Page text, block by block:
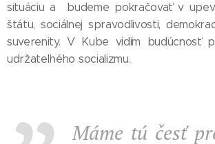
situáciu a budeme pokračovať v
štátu, sociálnej spravodlivosti,
suverenity. V Kube vidím budúcnosť
udržateľného socializmu.
Máme tú česť